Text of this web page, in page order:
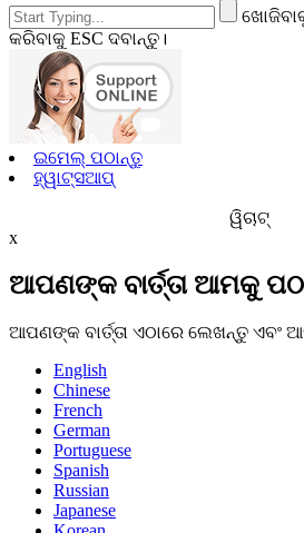
କରିବାକୁ ESC ଦବାନ୍ତୁ।
ଇମେଲ୍ ପଠାନ୍ତୁ
ହ୍ୱାଟ୍ସଆପ୍
ୱିଚାଟ୍
x
ଆପଣଙ୍କ ବାର୍ତ୍ତା ଆମକୁ
ଆପଣଙ୍କ ବାର୍ତ୍ତା ଏଠାରେ ଲେଖନ୍ତୁ ଏବଂ
English
Chinese
French
German
Portuguese
Spanish
Russian
Japanese